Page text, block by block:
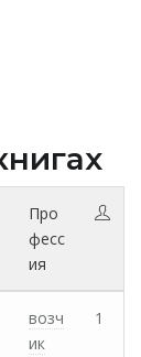
Про
фесс
ия
возч
ик
1